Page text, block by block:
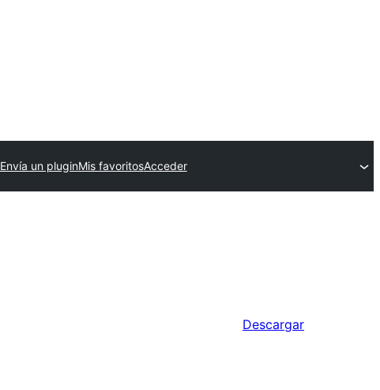
Envía un pluginMis favoritosAcceder
Descargar